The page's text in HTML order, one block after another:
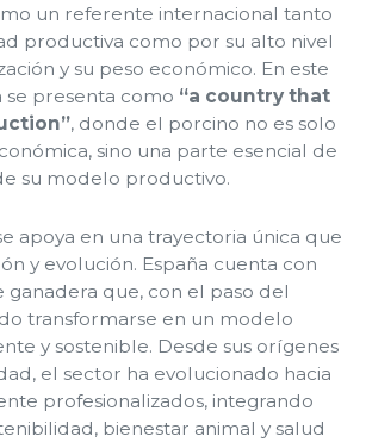
un referente internacional tanto
productiva como por su alto nivel
y su peso económico. En este
se presenta como “a country that
, donde el porcino no es solo
sino una parte esencial de
su modelo productivo.
apoya en una trayectoria única que
y evolución. España cuenta con
ganadera que, con el paso del
transformarse en un modelo
y sostenible. Desde sus orígenes
el sector ha evolucionado hacia
profesionalizados, integrando
bienestar animal y salud